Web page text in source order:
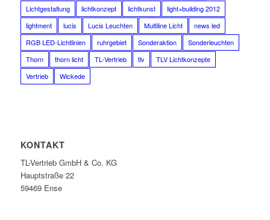
Lichtgestaltung
lichtkonzept lichtkunst
light+building 2012
lightment
lucis Lucis Leuchten Multiline Licht
news led
RGB LED-Lichtlinien
ruhrgebiet Sonderaktion
Sonderleuchten
Thorn
thorn licht TL-Vertrieb tlv
TLV Lichtkonzepte
Vertrieb
Wickede
KONTAKT
TL-Vertrieb GmbH & Co. KG
Hauptstraße 22
59469 Ense